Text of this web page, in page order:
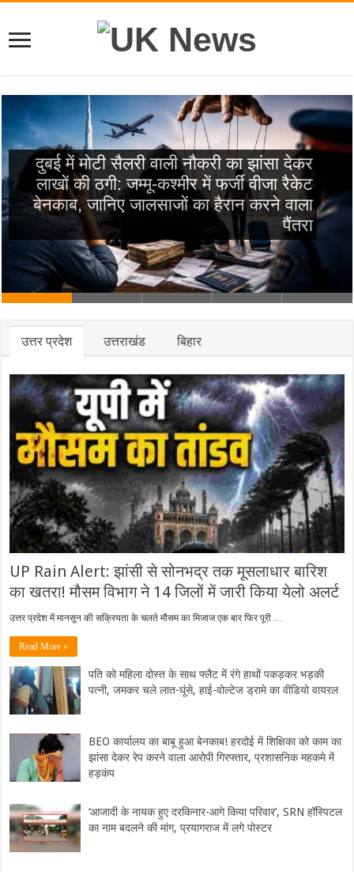
दुबई में मोटी सैलरी वाली नौकरी का झांसा देकर
लाखों की ठगी: जम्मू-कश्मीर में फर्जी वीजा रैकेट
बेनकाब, जानिए जालसाजों का हैरान करने वाला
पैंतरा
उत्तर प्रदेश उत्तराखंड बिहार
UP Rain Alert: झांसी से सोनभद्र तक मूसलाधार बारिश
का खतरा! मौसम विभाग ने 14 जिलों में जारी किया येलो अलर्ट
उत्तर प्रदेश में मानसून की सक्रियता के चलते मौसम का मिजाज एक बार फिर पूरी …
Read More »
पति को महिला दोस्त के साथ फ्लैट में रंगे हाथों पकड़कर भड़की
पत्नी, जमकर चले लात-घूंसे, हाई-वोल्टेज ड्रामे का वीडियो वायरल
BEO कार्यालय का बाबू हुआ बेनकाब! हरदोई में शिक्षिका को काम का
झांसा देकर रेप करने वाला आरोपी गिरफ्तार, प्रशासनिक महकमे में
हड़कंप
‘आजादी के नायक हुए दरकिनार-आगे किया परिवार’, SRN हॉस्पिटल
का नाम बदलने की मांग, प्रयागराज में लगे पोस्टर